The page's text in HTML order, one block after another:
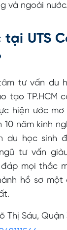
và ngoài nước.
tại UTS
tư vấn du
tạo TP.HCM
hiện ước mơ
10 năm kinh
du học sinh
tư vấn
đáp mọi thắc
hồ sơ một
Thị Sáu,